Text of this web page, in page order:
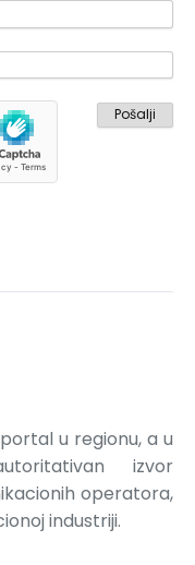
u regionu, a u
izvor
operatora,
industriji.